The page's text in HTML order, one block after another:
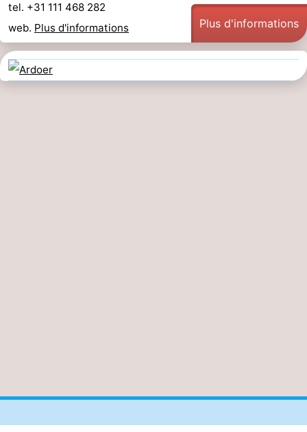
tel. +31 111 468 282
web. Plus d'informations Plus d'informations